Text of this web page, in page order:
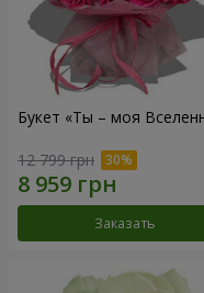
Букет «Ты – моя
12 799 грн
Заказать